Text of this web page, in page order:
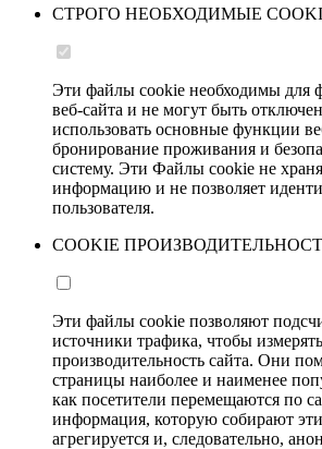
СТРОГО НЕОБХОДИМЫЕ
Эти файлы cookie необходимы для
веб-сайта и не могут быть
использовать основные функции
бронирование проживания и
систему. Эти Файлы cookie не
информацию и не позволяет
пользователя.
COOKIE
Эти файлы cookie позволяют
источники трафика, чтобы
производительность сайта. Они
страницы наиболее и наименее
как посетители перемещаются по
информация, которую собирают
агрегируется и, следовательно,